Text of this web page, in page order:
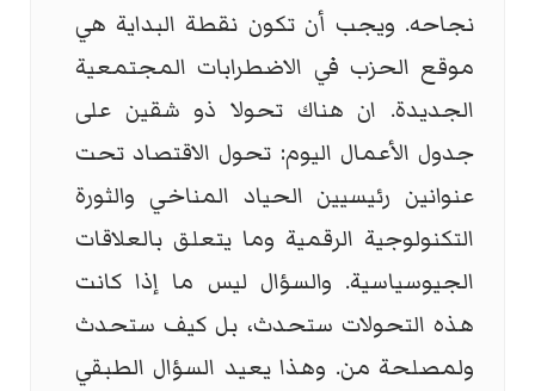
نجاحه. ويجب أن تكون نقطة البداية هي
موقع الحزب في الاضطرابات المجتمعية
الجديدة. ان هناك تحولا ذو شقين على
جدول الأعمال اليوم: تحول الاقتصاد تحت
عنوانين رئيسيين الحياد المناخي والثورة
التكنولوجية الرقمية وما يتعلق بالعلاقات
الجيوسياسية. والسؤال ليس ما إذا كانت
هذه التحولات ستحدث، بل كيف ستحدث
ولمصلحة من. وهذا يعيد السؤال الطبقي